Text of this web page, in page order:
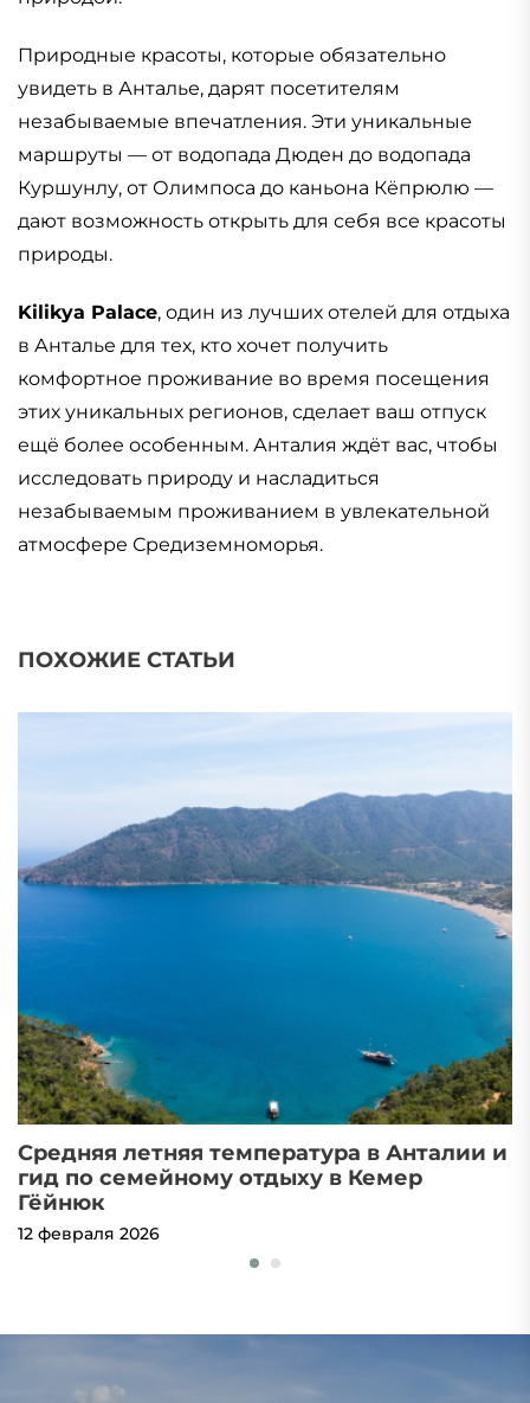
Природные красоты, которые обязательно
увидеть в Анталье, дарят посетителям
незабываемые впечатления. Эти уникальные
маршруты — от водопада Дюден до водопада
Куршунлу, от Олимпоса до каньона Кёпрюлю —
дают возможность открыть для себя все красоты
природы.
Kilikya Palace, один из лучших отелей для отдыха
в Анталье для тех, кто хочет получить
комфортное проживание во время посещения
этих уникальных регионов, сделает ваш отпуск
ещё более особенным. Анталия ждёт вас, чтобы
исследовать природу и насладиться
незабываемым проживанием в увлекательной
атмосфере Средиземноморья.
ПОХОЖИЕ СТАТЬИ
Средняя летняя температура в Анталии и
гид по семейному отдыху в Кемер
Гёйнюк
12 февраля 2026